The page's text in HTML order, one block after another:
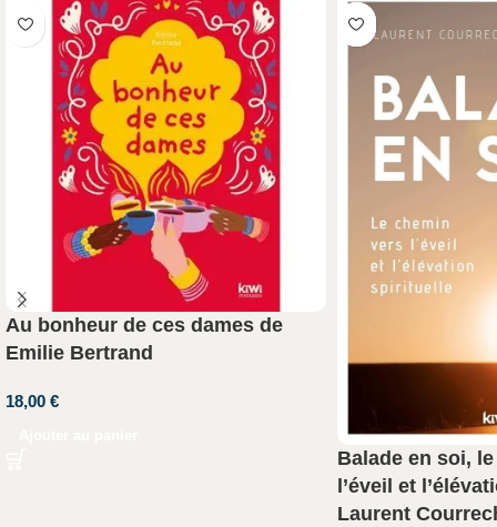
Au bonheur de ces dames de
Emilie Bertrand
18,00 €
Balade en soi,
l’éveil et
Laurent